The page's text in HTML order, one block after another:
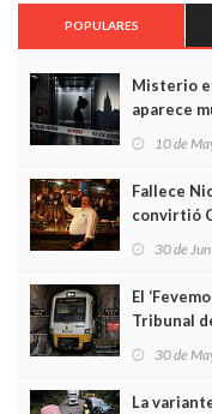
POPULARES
Misterio
aparece
edificio y
10 de
Fallece
convirtió
Asturias
30 de
El
Tribunal
30 de
La